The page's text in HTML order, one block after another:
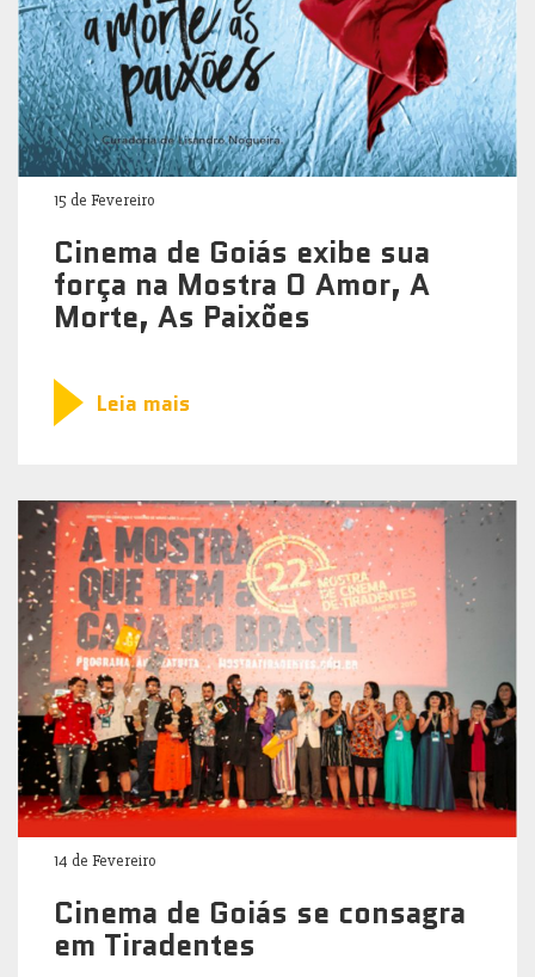
15 de Fevereiro
Cinema de Goiás exibe sua
força na Mostra O Amor, A
Morte, As Paixões
Leia mais
14 de Fevereiro
Cinema de Goiás se consagra
em Tiradentes